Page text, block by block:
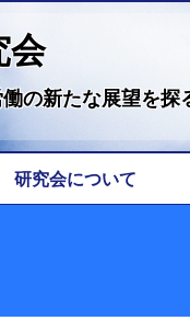
会
の新たな展望を探
研究会について